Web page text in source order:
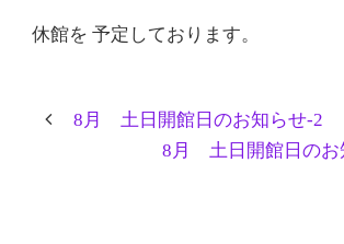
休館を 予定しております。
8月 土日開館日のお知らせ-2
8月 土日開館日のお